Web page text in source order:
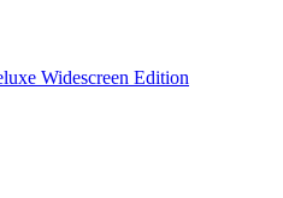
Widescreen Edition